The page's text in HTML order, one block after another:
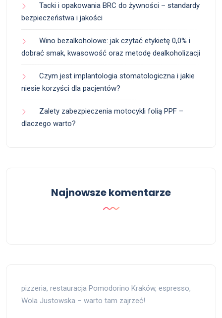
Tacki i opakowania BRC do żywności – standardy
bezpieczeństwa i jakości
Wino bezalkoholowe: jak czytać etykietę 0,0% i
dobrać smak, kwasowość oraz metodę dealkoholizacji
Czym jest implantologia stomatologiczna i jakie
niesie korzyści dla pacjentów?
Zalety zabezpieczenia motocykli folią PPF –
dlaczego warto?
Najnowsze komentarze
pizzeria, restauracja Pomodorino Kraków, espresso,
Wola Justowska – warto tam zajrzeć!